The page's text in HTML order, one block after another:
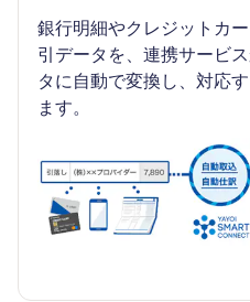
銀行明細やクレジットカ
引データを、連携サービ
タに自動で変換し、対応
ます。